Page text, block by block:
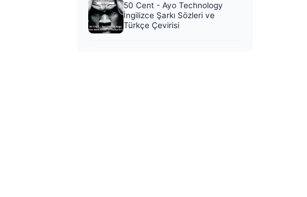
50 Cent - Ayo Technology
İngilizce Şarkı Sözleri ve
Türkçe Çevirisi